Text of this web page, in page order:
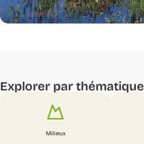
Explorer par thématique
Milieux